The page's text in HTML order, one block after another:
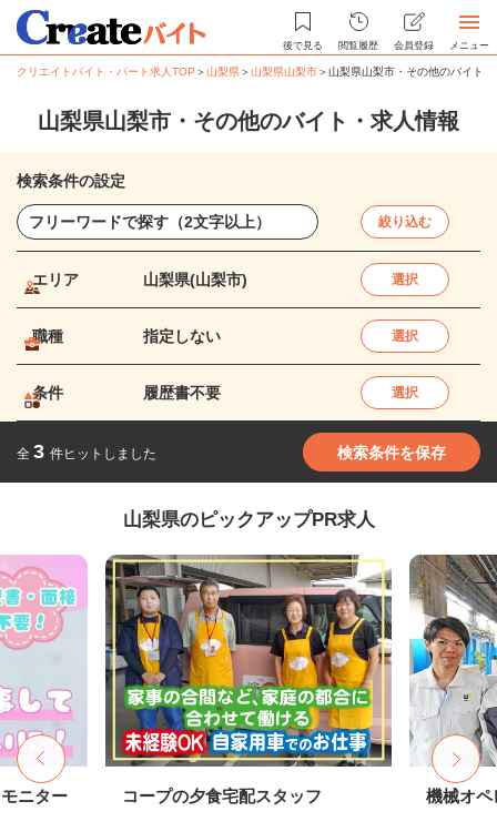
後で見る 閲覧履歴 会員登録 メニュー
クリエイトバイト・パート求人TOP ＞山梨県＞山梨県山梨市＞山梨県山梨市・その他のバイト
山梨県山梨市・その他のバイト・求人情報
検索条件の設定
絞り込む
エリア 山梨県(山梨市) 選択
職種 指定しない 選択
条件 履歴書不要 選択
全 3 件ヒットしました 検索条件を保存
山梨県のピックアップPR求人
ニター コープの夕食宅配スタッフ 機械オペ